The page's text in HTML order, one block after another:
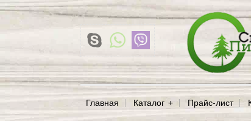
Главная Каталог Прайс-лист